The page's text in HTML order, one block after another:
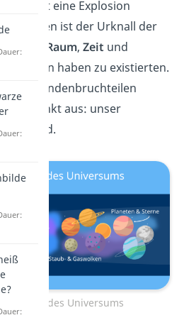
eine Explosion
ist der Urknall der
ab dem Raum, Zeit und
haben zu existierten.
Sekundenbruchteilen
der Punkt aus: unser
entstand.
des Universums